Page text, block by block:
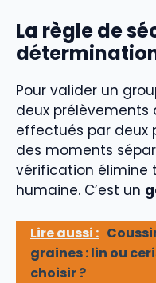
La règle de
Pour valider un
deux prélèvements
effectués par deux
des moments
vérification élimine
humaine. C’est un
Lire aussi :
graines : lin ou
choisir ?